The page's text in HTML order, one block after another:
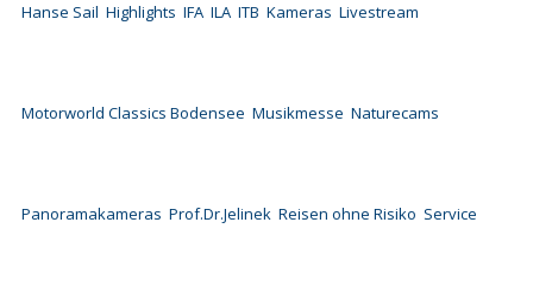
Hanse Sail Highlights IFA ILA ITB Kameras Livestream
Motorworld Classics Bodensee Musikmesse Naturecams
Panoramakameras Prof.Dr.Jelinek Reisen ohne Risiko Service